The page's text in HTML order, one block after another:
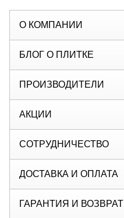
О КОМПАНИИ
БЛОГ О ПЛИТКЕ
ПРОИЗВОДИТЕЛИ
АКЦИИ
СОТРУДНИЧЕСТВО
ДОСТАВКА И ОПЛАТА
ГАРАНТИЯ И ВОЗВРАТ